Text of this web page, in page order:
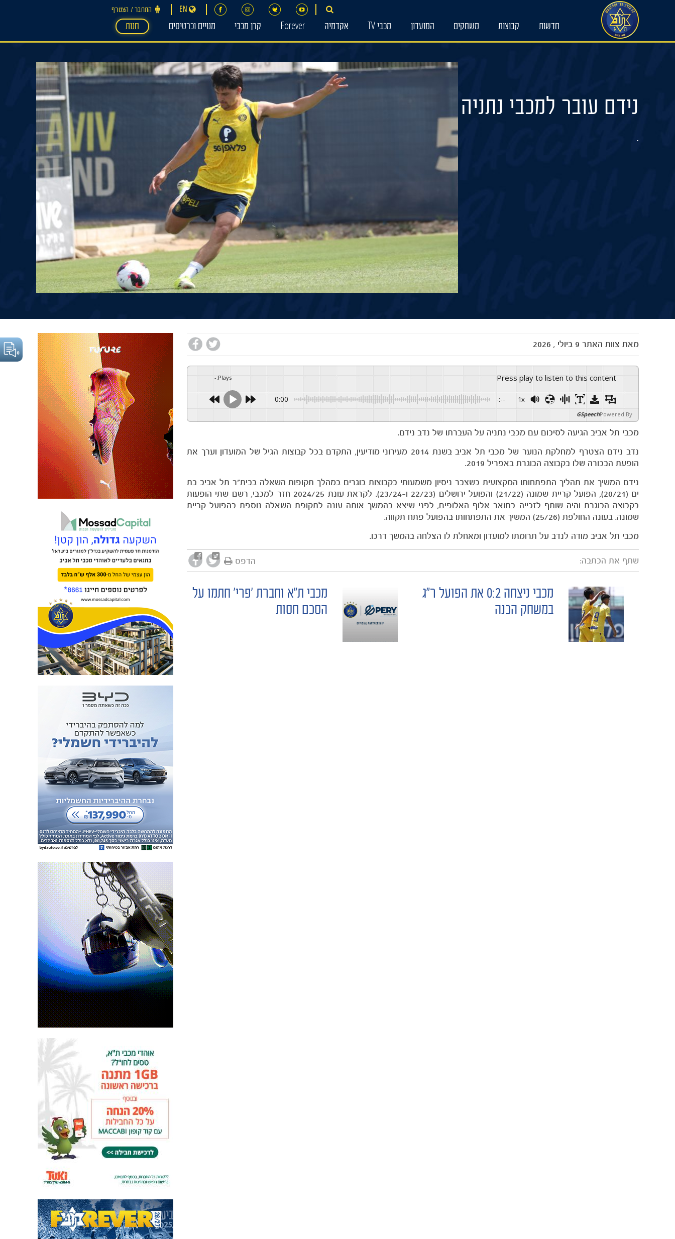
התחבר ‪/‬ הצטרף EN
חדשות קבוצות משחקים המועדון מכבי TV אקדמיה Forever קרן מכבי מנויים וכרטיסים חנות
נידם עובר למכבי נתניה
.
מאת צוות האתר 9 ביולי , 2026
Press play to listen to this content
Plays
:
-
0:00 -:-- 1x
Powered By
GSpeech
מכבי תל אביב הגיעה לסיכום עם מכבי נתניה על העברתו של נדב נידם.
נדב נידם הצטרף למחלקת הנוער של מכבי תל אביב בשנת 2014 מעירוני מודיעין, התקדם בכל קבוצות הגיל של המועדון וערך את
הופעת הבכורה שלו בקבוצה הבוגרת באפריל 2019.
נידם המשיך את תהליך התפתחותו המקצועית כשצבר ניסיון משמעותי בקבוצות בוגרים במהלך תקופות השאלה בבית"ר תל אביב בת
ים (20/21), הפועל קריית שמונה (21/22) והפועל ירושלים (22/23 ו-23/24). לקראת עונת 2024/25 חזר למכבי, רשם שתי הופעות
בקבוצה הבוגרת והיה שותף לזכייה בתואר אלוף האלופים, לפני שיצא בהמשך אותה עונה לתקופת השאלה נוספת בהפועל קריית
שמונה. בעונה החולפת (25/26) המשיך את התפתחותו בהפועל פתח תקווה.
מכבי תל אביב מודה לנדב על תרומתו למועדון ומאחלת לו הצלחה בהמשך דרכו.
שתף את הכתבה: הדפס
POST
NAVIGATION
מכבי ת"א וחברת 'פרי' חתמו על
הסכם חסות
מכבי ניצחה 0:2 את הפועל ר"ג
במשחק הכנה